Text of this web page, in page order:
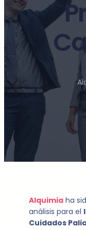
Alquimia ha
análisis para el
Cuidados